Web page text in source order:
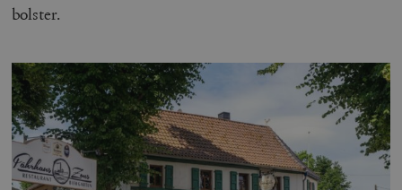
bolster.